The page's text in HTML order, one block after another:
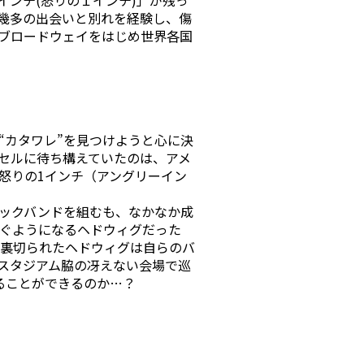
多の出会いと別れを経験し、傷
ロードウェイをはじめ世界各国
タワレ”を見つけようと心に決
ルに待ち構えていたのは、アメ
りの1インチ（アングリーイン
クバンドを組むも、なかなか成
ようになるヘドウィグだった
切られたヘドウィグは自らのバ
タジアム脇の冴えない会場で巡
ことができるのか…？